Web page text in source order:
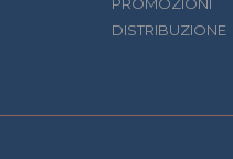
DISTRIBUZIONE